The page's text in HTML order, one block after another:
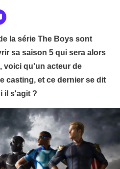
la série The Boys sont
sa saison 5 qui sera alors
voici qu'un acteur de
casting, et ce dernier se dit
il s'agit ?